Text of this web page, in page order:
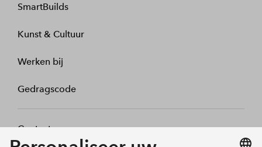
SmartBuilds
Kunst & Cultuur
Werken bij
Gedragscode
Contact